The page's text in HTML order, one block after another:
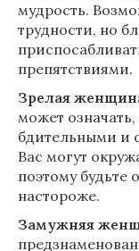
мудрость.
трудности, но
препятствиями.
Зрелая
может
бдительными и
Вас могут
поэтому будьте
настороже.
Замужняя